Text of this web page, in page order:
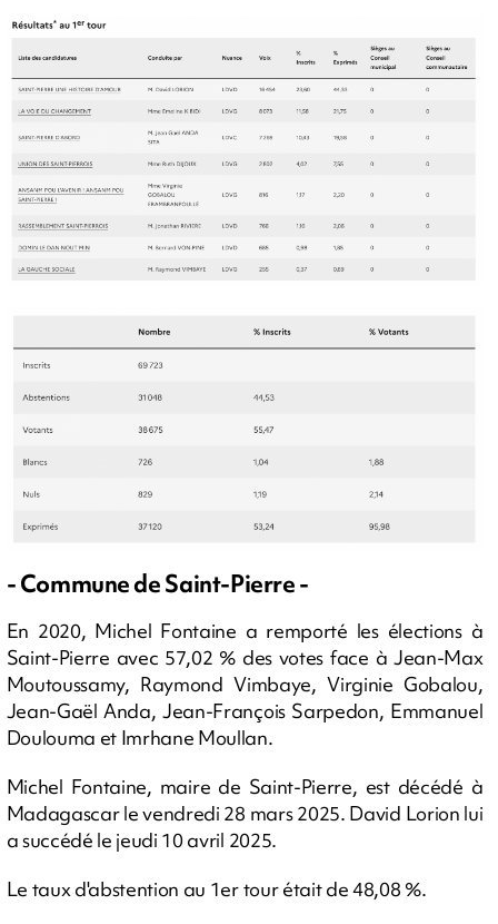
- Commune de Saint-Pierre -
En 2020, Michel Fontaine a remporté les élections à
Saint-Pierre avec 57,02 % des votes face à Jean-Max
Moutoussamy, Raymond Vimbaye, Virginie Gobalou,
Jean-Gaël Anda, Jean-François Sarpedon, Emmanuel
Doulouma et Imrhane Moullan.
Michel Fontaine, maire de Saint-Pierre, est décédé à
Madagascar le vendredi 28 mars 2025. David Lorion lui
a succédé le jeudi 10 avril 2025.
Le taux d'abstention au 1er tour était de 48,08 %.